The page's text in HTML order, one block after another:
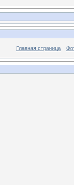
Главная страница